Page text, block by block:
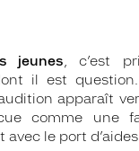
jeunes, c’est
il est
apparaît
comme une
le port